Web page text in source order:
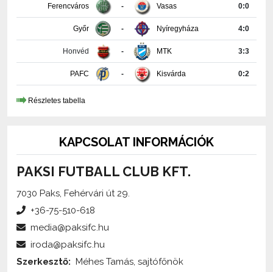
Győr Nyíregyháza 4:0
Honvéd MTK 3:3
PAFC Kisvárda 0:2
Részletes tabella
PAKSI FUTBALL CLUB KFT.
7030 Paks, Fehérvári út 29.
Küldjön üzenetet!